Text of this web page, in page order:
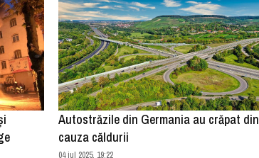
Autostrăzile din Germania au crăpat din
cauza căldurii
04 iul 2025, 19:22